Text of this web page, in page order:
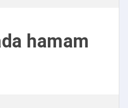
hamam